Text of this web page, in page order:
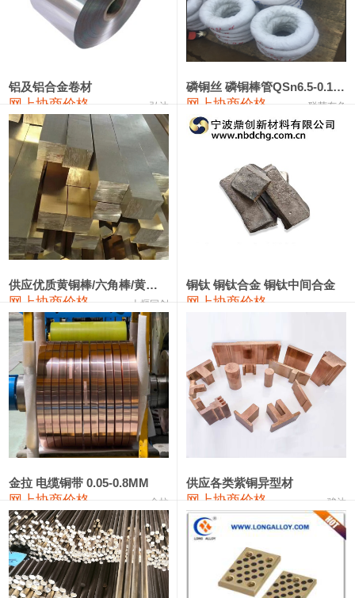
1#镁 17,000—18,000 17,500 0
1#电解锰(99.7%袋装) 18,000 0
1#电解锰 18,800—19,000 18,900 0
1#铬 60,000—82,000
2202#硅 14,100—14,300
553#硅 9,200—9,400 9,300
3303#硅 10,300—10,500 10,400
441#硅 9,500—9,700
金属硅553#-331# 9,300—10,700 10,000 0
漆包线 111,610—115,610 113,610
磷铜合金 110,400—117,200 113,800 1,050
无氧铜丝(硬) 109,350—109,650 109,500
R410A专用紫铜管 113,340—113,340
铸造铝合金锭(A380） 26,200—26,400 26,300 100
铝合金ADC12 24,100—24,300 100
铸造铝合金锭(ZL102) 24,100—24,300 24,200
铝及铝合金卷材
网上协商价格 弘达
磷铜丝 磷铜棒管QSn6.5-0.1 7-0.2 8-0.3
网上协商价格 联荣有色
供应优质黄铜棒/六角棒/黄铜方板
网上协商价格 十堰同创
铜钛 铜钛合金 铜钛中间合金
网上协商价格
金拉 电缆铜带 0.05-0.8MM
网上协商价格 金拉
供应各类紫铜异型材
网上协商价格 骏达